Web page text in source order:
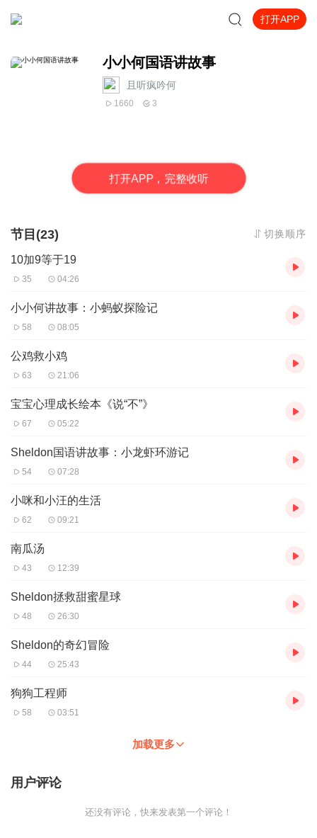
打开APP
小小何国语讲故事
且听疯吟何
1660 3
打开APP，完整收听
节目(23) 切换顺序
10加9等于19
35 04:26
小小何讲故事：小蚂蚁探险记
58 08:05
公鸡救小鸡
63 21:06
宝宝心理成长绘本《说“不”》
67 05:22
Sheldon国语讲故事：小龙虾环游记
54 07:28
小咪和小汪的生活
62 09:21
南瓜汤
43 12:39
Sheldon拯救甜蜜星球
48 26:30
Sheldon的奇幻冒险
44 25:43
狗狗工程师
58 03:51
加载更多
用户评论
还没有评论，快来发表第一个评论！